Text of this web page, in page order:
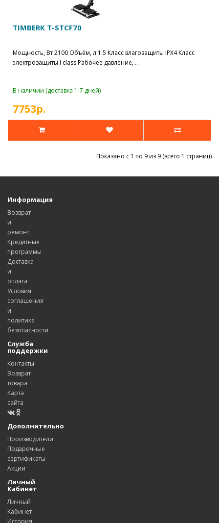
TIMBERK T-STCF70
Мощность, Вт 2100 Объём, л 1.5 Класс влагозащиты IPX4 Класс
электрозащиты I class Рабочее давление, ..
В наличии (доставка 1-7 дней)
7753р.
Показано с 1 по 9 из 9 (всего 1 страниц)
Информация
Возврат
и
ремонт
Кредитные
программы
Доставка
и
оплата
Условия
соглашения
и
политика
безопасности
Служба
поддержки
Контакты
Возврат
товара
Карта
сайта
Дополнительно
Производители
Подарочные
сертификаты
Акции
Личный
Кабинет
Личный
Кабинет
История